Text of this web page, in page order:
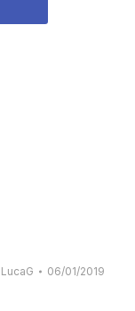
LucaG 06/01/2019